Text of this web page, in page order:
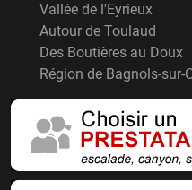
Vallée de l'Eyrieux
Autour de Toulaud
Des Boutières au Doux
Région de Bagnols-sur-